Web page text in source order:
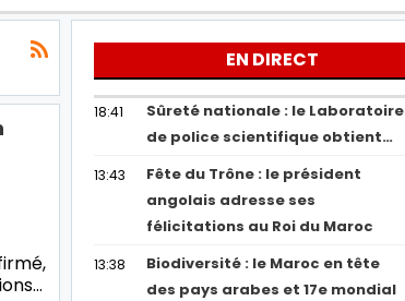
EN DIRECT
18:41
Sûreté nationale : le Laboratoire
de police scientifique obtient…
13:43
Fête du Trône : le président
angolais adresse ses
félicitations au Roi du Maroc
13:38
Biodiversité : le Maroc en tête
des pays arabes et 17e mondial